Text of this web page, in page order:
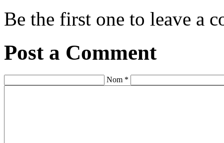
Be the first one to leave a
Post a Comment
Nom *